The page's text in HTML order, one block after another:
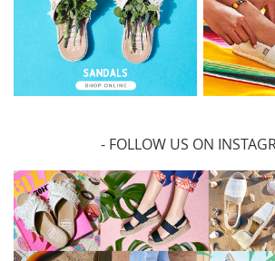
- FOLLOW US ON